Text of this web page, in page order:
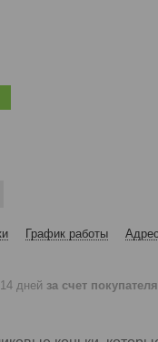
График работы
дней за счет покупателя